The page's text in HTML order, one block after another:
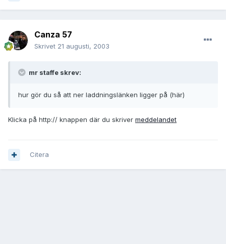
Canza 57
Skrivet 21 augusti, 2003
mr staffe skrev:
hur gör du så att ner laddningslänken ligger på (här)
Klicka på http:// knappen där du skriver meddelandet
Citera